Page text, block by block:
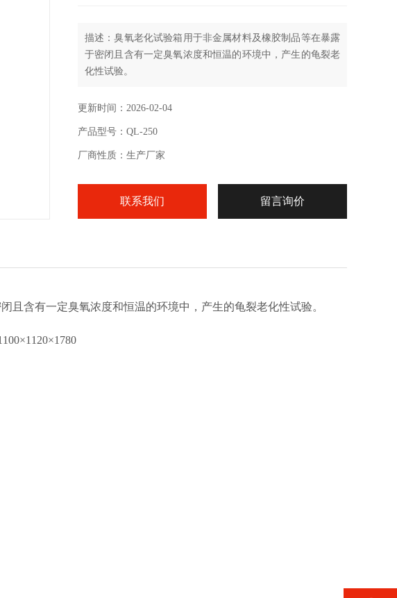
描述：臭氧老化试验箱用于非金属材料及橡胶制品等在暴露
于密闭且含有一定臭氧浓度和恒温的环境中，产生的龟裂老
化性试验。
更新时间：2026-02-04
产品型号：QL-250
厂商性质：生产厂家
联系我们 留言询价
且含有一定臭氧浓度和恒温的环境中，产生的龟裂老化性试验。